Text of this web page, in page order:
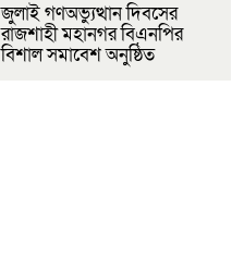
জুলাই গণঅভ্যুত্থান দিবসের
রাজশাহী মহানগর বিএনপির
বিশাল সমাবেশ অনুষ্ঠিত